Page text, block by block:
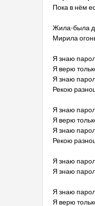
Пока в нём
Жила-была
Мирила
Я знаю
Я верю
Я знаю
Рекою
Я знаю
Я верю
Я знаю
Рекою
Я знаю
Я знаю
Я знаю
Я верю